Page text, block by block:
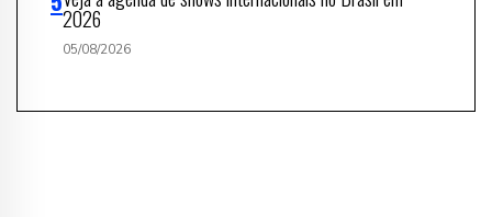
2026
05/08/2026